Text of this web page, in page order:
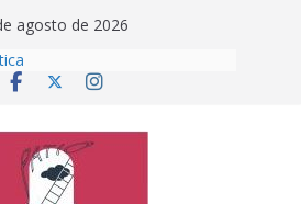
agosto de 2026
Mundial
viejos tiempos
infinita’ de recomendar
veraniegas